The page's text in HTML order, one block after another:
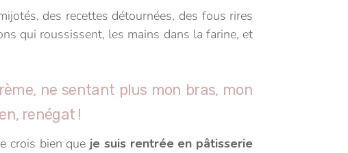
des recettes détournées, des fous rires
qui roussissent, les mains dans la farine, et
ne sentant plus mon bras, mon
renégat !
crois bien que je suis rentrée en pâtisserie